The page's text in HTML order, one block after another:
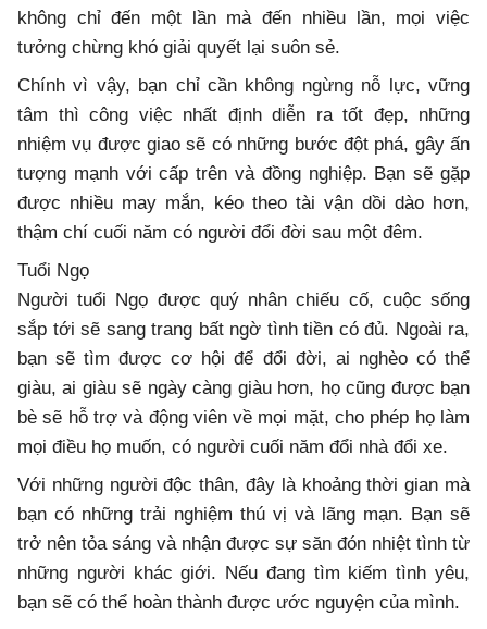
không chỉ đến một lần mà đến nhiều lần, mọi việc
tưởng chừng khó giải quyết lại suôn sẻ.
Chính vì vậy, bạn chỉ cần không ngừng nỗ lực, vững
tâm thì công việc nhất định diễn ra tốt đẹp, những
nhiệm vụ được giao sẽ có những bước đột phá, gây ấn
tượng mạnh với cấp trên và đồng nghiệp. Bạn sẽ gặp
được nhiều may mắn, kéo theo tài vận dồi dào hơn,
thậm chí cuối năm có người đổi đời sau một đêm.
Tuổi Ngọ
Người tuổi Ngọ được quý nhân chiếu cố, cuộc sống
sắp tới sẽ sang trang bất ngờ tình tiền có đủ. Ngoài ra,
bạn sẽ tìm được cơ hội để đổi đời, ai nghèo có thể
giàu, ai giàu sẽ ngày càng giàu hơn, họ cũng được bạn
bè sẽ hỗ trợ và động viên về mọi mặt, cho phép họ làm
mọi điều họ muốn, có người cuối năm đổi nhà đổi xe.
Với những người độc thân, đây là khoảng thời gian mà
bạn có những trải nghiệm thú vị và lãng mạn. Bạn sẽ
trở nên tỏa sáng và nhận được sự săn đón nhiệt tình từ
những người khác giới. Nếu đang tìm kiếm tình yêu,
bạn sẽ có thể hoàn thành được ước nguyện của mình.